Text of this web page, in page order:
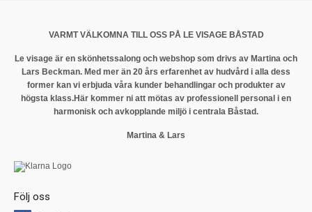
VARMT VÄLKOMNA TILL OSS PÅ LE VISAGE BÅSTAD
Le visage är en skönhetssalong och webshop som drivs av Martina och
Lars Beckman. Med mer än 20 års erfarenhet av hudvård i alla dess
former kan vi erbjuda våra kunder behandlingar och produkter av
högsta klass.Här kommer ni att mötas av professionell personal i en
harmonisk och avkopplande miljö i centrala Båstad.
Martina & Lars
Följ oss